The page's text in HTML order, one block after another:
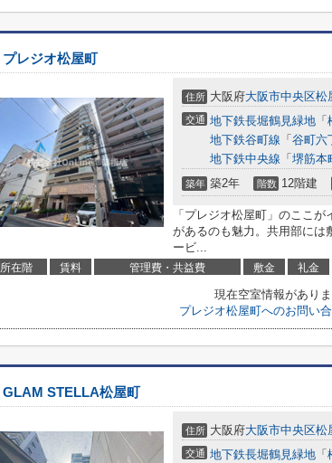
プレジオ松屋町
住所 大阪府大阪市中央区松
交通 地下鉄長堀鶴見緑地 「
地下鉄谷町線 「 谷町六
地下鉄中央線 「 堺筋本
築年 築2年 階数 12階建
「プレジオ松屋町」のここ
があるのも魅力。共用部には
ービ...
所在階 賃料 管理費・共益費 敷金 礼金
現在空室情報がありま
プレジオ松屋町へのお問い
GLAM STELLA松屋町
住所 大阪府大阪市中央区松
交通 地下鉄長堀鶴見緑地 「